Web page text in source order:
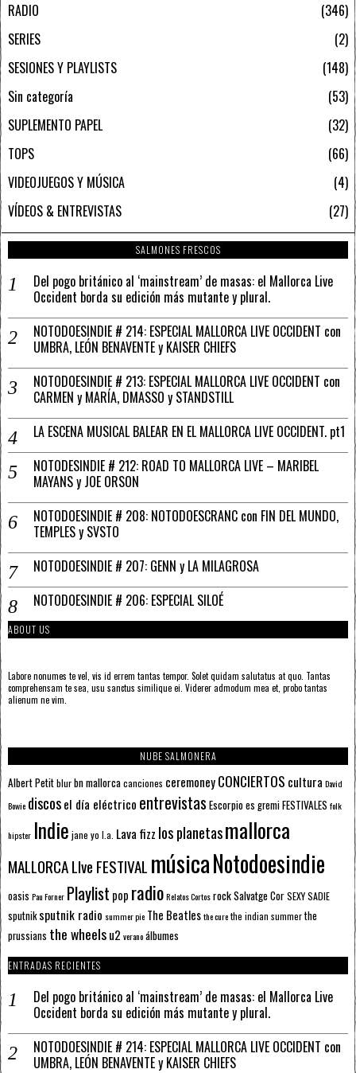
RADIO
346
SERIES
2
SESIONES Y PLAYLISTS
148
Sin categoría
53
SUPLEMENTO PAPEL
32
TOPS
66
VIDEOJUEGOS Y MÚSICA
4
VÍDEOS & ENTREVISTAS
27
SALMONES FRESCOS
Del pogo británico al ‘mainstream’ de masas: el Mallorca Live
Occident borda su edición más mutante y plural.
NOTODOESINDIE # 214: ESPECIAL MALLORCA LIVE OCCIDENT con
UMBRA, LEÓN BENAVENTE y KAISER CHIEFS
NOTODOESINDIE # 213: ESPECIAL MALLORCA LIVE OCCIDENT con
CARMEN y MARÍA, DMASSO y STANDSTILL
LA ESCENA MUSICAL BALEAR EN EL MALLORCA LIVE OCCIDENT. pt1
NOTODESINDIE # 212: ROAD TO MALLORCA LIVE – MARIBEL
MAYANS y JOE ORSON
NOTODOESINDIE # 208: NOTODOESCRANC con FIN DEL MUNDO,
TEMPLES y SVSTO
NOTODOESINDIE # 207: GENN y LA MILAGROSA
NOTODOESINDIE # 206: ESPECIAL SILOÉ
ABOUT US
Labore nonumes te vel, vis id errem tantas tempor. Solet quidam salutatus at quo. Tantas
comprehensam te sea, usu sanctus similique ei. Viderer admodum mea et, probo tantas
alienum ne vim.
NUBE SALMONERA
Albert Petitblurbn mallorcacanciones ceremoneyCONCIERTOS cultura David
Bowie discosel día eléctrico entrevistas Escorpioes gremiFESTIVALES folk
hipster Indie jane yo l.a. Lava fizz los planetasmallorca
MALLORCA LIve FESTIVAL músicaNotodoesindie
oasis Pau Forner Playlist pop radioRelatos CortosrockSalvatge CorSEXY SADIE
sputnik sputnik radio summer pie The Beatlesthe curethe indian summerthe
prussians the wheelsu2 veranoálbumes
ENTRADAS RECIENTES
Del pogo británico al ‘mainstream’ de masas: el Mallorca Live
Occident borda su edición más mutante y plural.
NOTODOESINDIE # 214: ESPECIAL MALLORCA LIVE OCCIDENT con
UMBRA, LEÓN BENAVENTE y KAISER CHIEFS